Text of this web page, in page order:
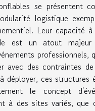
se présentent
logistique
Leur capacité
est un atout
professionnels,
avec des contraintes
déployer, ces structures
le concept
à des sites variés, que